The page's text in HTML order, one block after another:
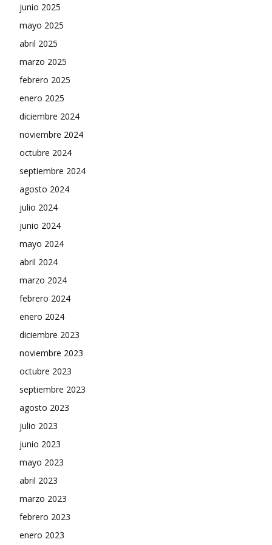
junio 2025
mayo 2025
abril 2025
marzo 2025
febrero 2025
enero 2025
diciembre 2024
noviembre 2024
octubre 2024
septiembre 2024
agosto 2024
julio 2024
junio 2024
mayo 2024
abril 2024
marzo 2024
febrero 2024
enero 2024
diciembre 2023
noviembre 2023
octubre 2023
septiembre 2023
agosto 2023
julio 2023
junio 2023
mayo 2023
abril 2023
marzo 2023
febrero 2023
enero 2023